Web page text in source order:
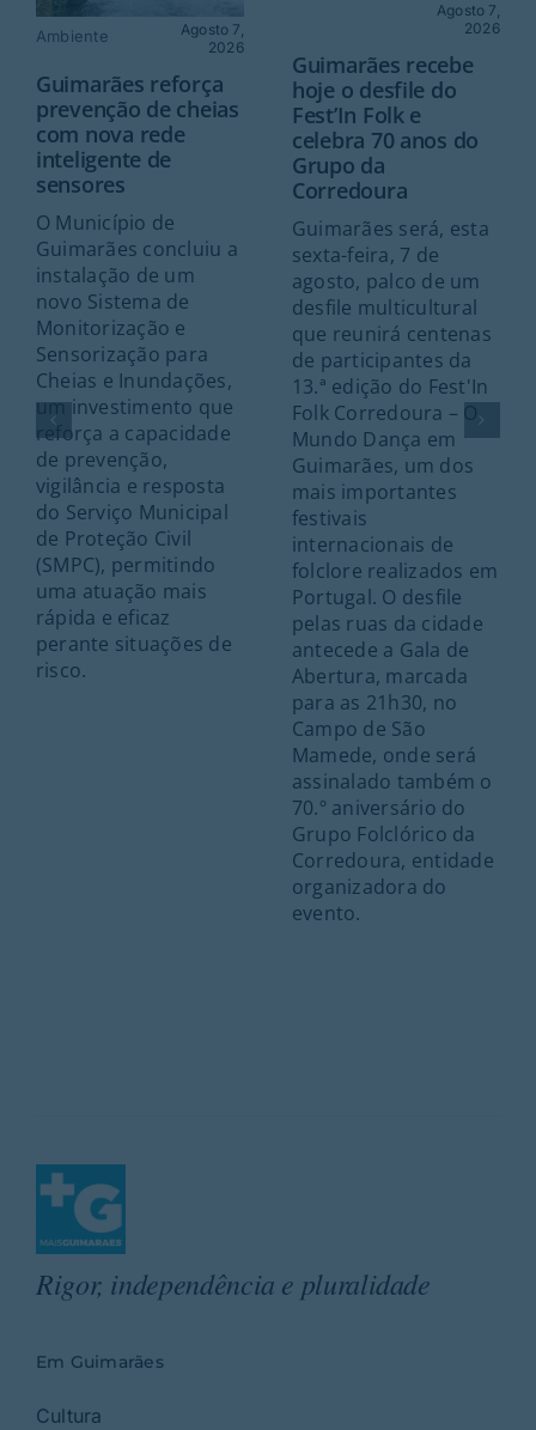
Ambiente
Agosto 7,
2026
Guimarães reforça
prevenção de cheias
com nova rede
inteligente de
sensores
O Município de
Guimarães concluiu a
instalação de um
novo Sistema de
Monitorização e
Sensorização para
Cheias e Inundações,
um investimento que
reforça a capacidade
de prevenção,
vigilância e resposta
do Serviço Municipal
de Proteção Civil
(SMPC), permitindo
uma atuação mais
rápida e eficaz
perante situações de
risco.
Agosto 7,
2026
Guimarães recebe
hoje o desfile do
Fest’In Folk e
celebra 70 anos do
Grupo da
Corredoura
Guimarães será, esta
sexta-feira, 7 de
agosto, palco de um
desfile multicultural
que reunirá centenas
de participantes da
13.ª edição do Fest'In
Folk Corredoura – O
Mundo Dança em
Guimarães, um dos
mais importantes
festivais
internacionais de
folclore realizados em
Portugal. O desfile
pelas ruas da cidade
antecede a Gala de
Abertura, marcada
para as 21h30, no
Campo de São
Mamede, onde será
assinalado também o
70.º aniversário do
Grupo Folclórico da
Corredoura, entidade
organizadora do
evento.
Rigor, independência e pluralidade
Em Guimarães
Cultura